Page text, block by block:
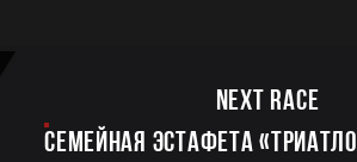
Next race
Семейная эстафета